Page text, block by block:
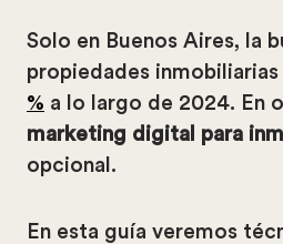
Solo en Buenos Aires, la
propiedades inmobiliarias
% a lo largo de 2024. En
marketing digital para
opcional.
En esta guía veremos